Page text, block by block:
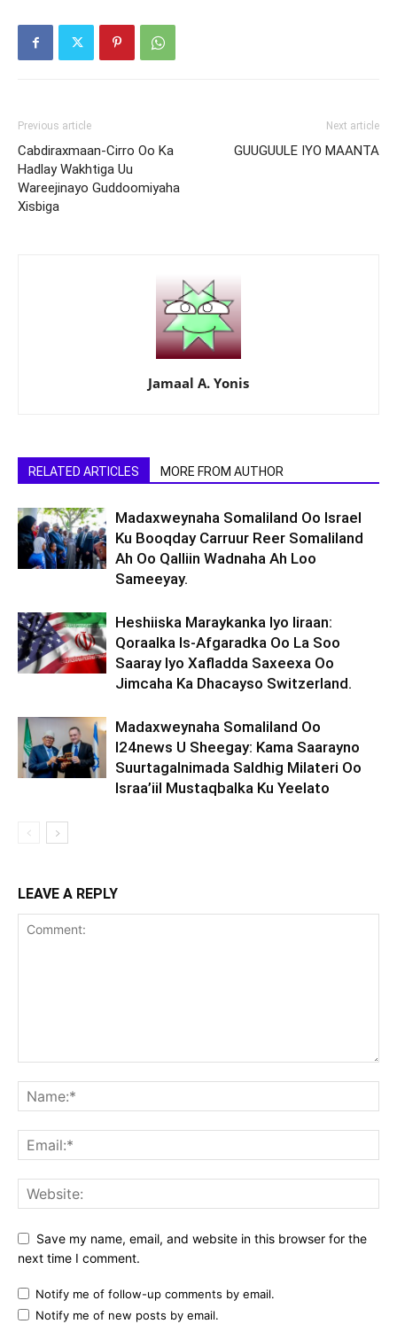
Previous article
Cabdiraxmaan-Cirro Oo Ka
Hadlay Wakhtiga Uu
Wareejinayo Guddoomiyaha
Xisbiga
Next article
GUUGUULE IYO MAANTA
Jamaal A. Yonis
RELATED ARTICLES MORE FROM AUTHOR
Madaxweynaha Somaliland Oo Israel
Ku Booqday Carruur Reer Somaliland
Ah Oo Qalliin Wadnaha Ah Loo
Sameeyay.
Heshiiska Maraykanka Iyo Iiraan:
Qoraalka Is-Afgaradka Oo La Soo
Saaray Iyo Xafladda Saxeexa Oo
Jimcaha Ka Dhacayso Switzerland.
Madaxweynaha Somaliland Oo
I24news U Sheegay: Kama Saarayno
Suurtagalnimada Saldhig Milateri Oo
Israa’iil Mustaqbalka Ku Yeelato
LEAVE A REPLY
Save my name, email, and website in this browser for the
next time I comment.
Notify me of follow-up comments by email.
Notify me of new posts by email.